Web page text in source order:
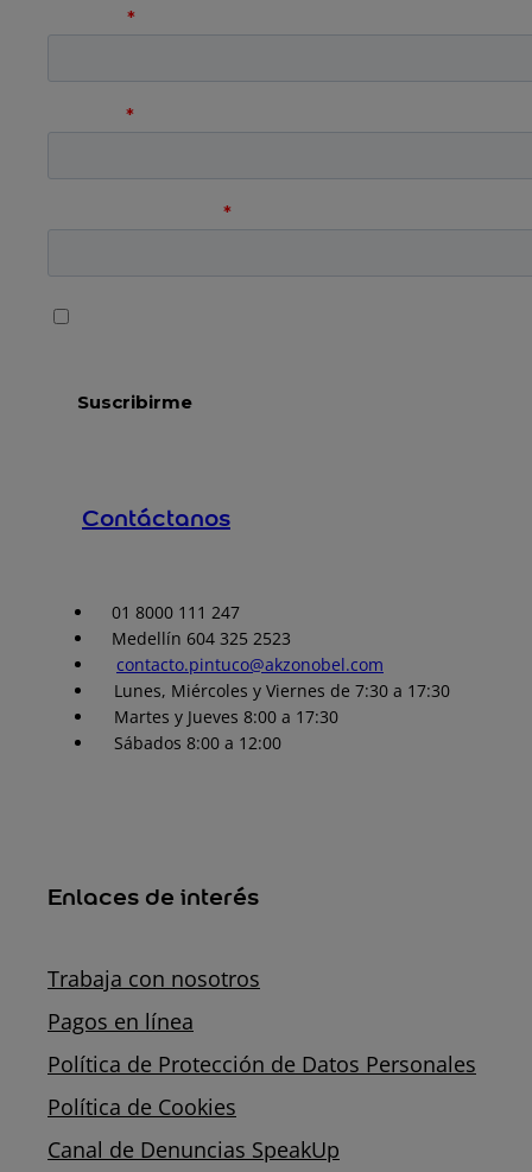
Contáctanos
01 8000 111 247
Medellín 604 325 2523
contacto.pintuco@akzonobel.com
Lunes, Miércoles y Viernes de 7:30 a 17:30
Martes y Jueves 8:00 a 17:30
Sábados 8:00 a 12:00
Enlaces de interés
Trabaja con nosotros
Pagos en línea
Política de Protección de Datos Personales
Política de Cookies
Canal de Denuncias SpeakUp